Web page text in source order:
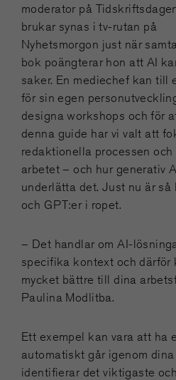
moderator på
brukar synas i tv-rutan på
Nyhetsmorgon just när
bok poängterar hon att AI
saker. En mediechef kan till
för sin egen
designa workshops och för
denna guide har vi valt att
redaktionella processen
arbetet – och hur generativ
underlätta det. Just nu är
och GPT:er i ropet.
– Det handlar om AI-
specifika kontext och därför
mycket bättre till dina
Paulina Modlitba.
Ett exempel kan vara att ha
automatiskt går igenom
identifierar det viktigaste